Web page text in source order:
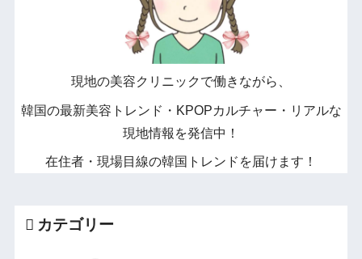
現地の美容クリニックで働きながら、
韓国の最新美容トレンド・KPOPカルチャー・リアルな
現地情報を発信中！
在住者・現場目線の韓国トレンドを届けます！
カテゴリー